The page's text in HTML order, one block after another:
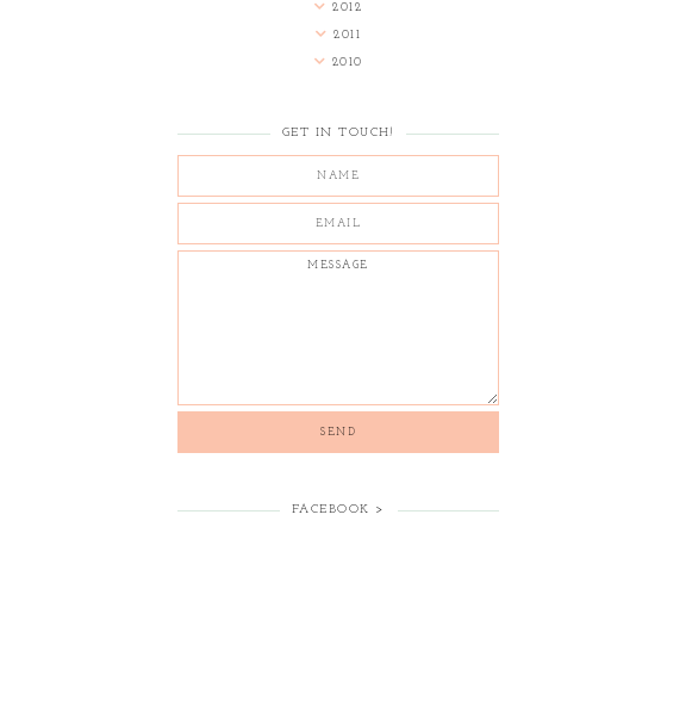
2012
2011
2010
GET IN TOUCH!
FACEBOOK >